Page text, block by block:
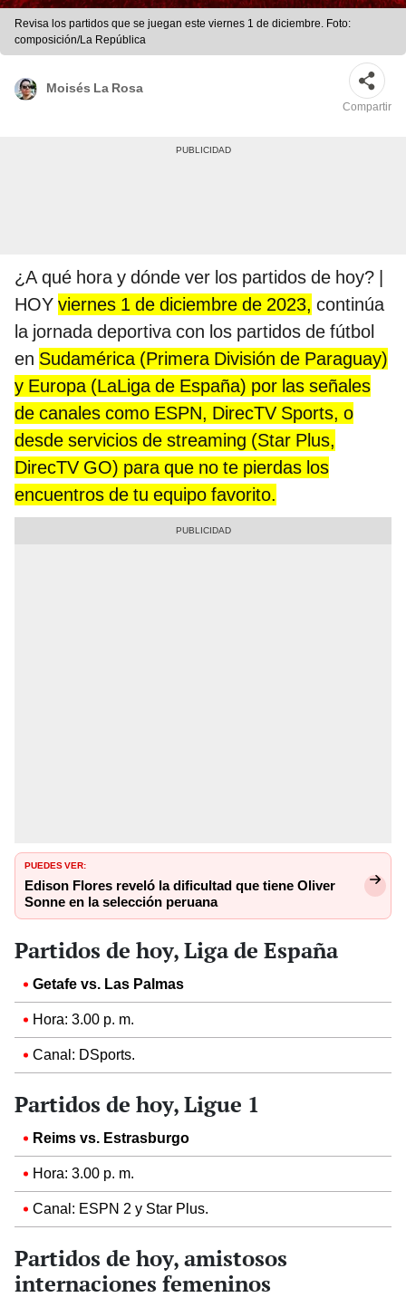
Revisa los partidos que se juegan este viernes 1 de diciembre. Foto:
composición/La República
Moisés La Rosa
Compartir
¿A qué hora y dónde ver los partidos de hoy? |
HOY viernes 1 de diciembre de 2023, continúa
la jornada deportiva con los partidos de fútbol
en Sudamérica (Primera División de Paraguay)
y Europa (LaLiga de España) por las señales
de canales como ESPN, DirecTV Sports, o
desde servicios de streaming (Star Plus,
DirecTV GO) para que no te pierdas los
encuentros de tu equipo favorito.
PUEDES VER:
Edison Flores reveló la dificultad que tiene Oliver
Sonne en la selección peruana
Partidos de hoy, Liga de España
Getafe vs. Las Palmas
Hora: 3.00 p. m.
Canal: DSports.
Partidos de hoy, Ligue 1
Reims vs. Estrasburgo
Hora: 3.00 p. m.
Canal: ESPN 2 y Star Plus.
Partidos de hoy, amistosos
internaciones femeninos